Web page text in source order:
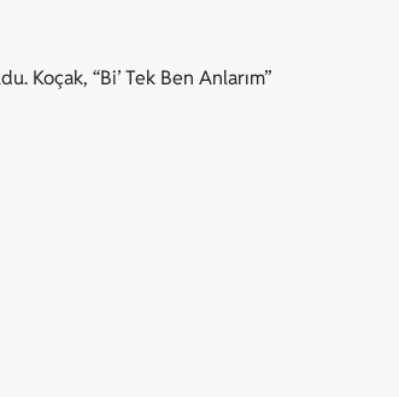
Koçak, “Bi’ Tek Ben Anlarım”